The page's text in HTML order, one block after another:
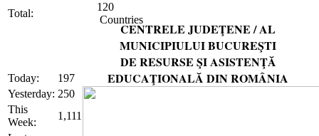
CENTRELE JUDEŢENE / AL
MUNICIPIULUI BUCUREŞTI
DE RESURSE ŞI ASISTENŢĂ
EDUCAŢIONALĂ DIN ROMÂNIA
Total:
120
Countries
Today:
197
Yesterday: 250
This
Week:
1,111